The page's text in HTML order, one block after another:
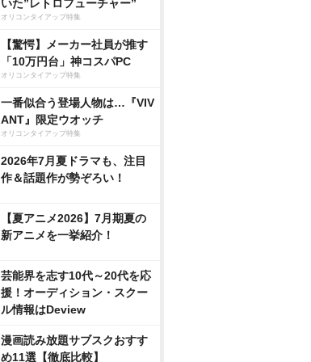
いた”レトロフューチャー”
オリコンタイアップ特集
【驚愕】メーカー社員が推す
「10万円台」神コスパPC
オリコンタイアップ特集
一番似合う登場人物は…『VIV
ANT』限定ウオッチ
オリコンタイアップ特集
2026年7月夏ドラマも、注目
作＆話題作が勢ぞろい！
【夏アニメ2026】7月期夏の
新アニメを一挙紹介！
芸能界を志す10代～20代を応
援！オーディション・スクー
ル情報はDeview
漫画読み放題サブスクおすす
め11選【徹底比較】